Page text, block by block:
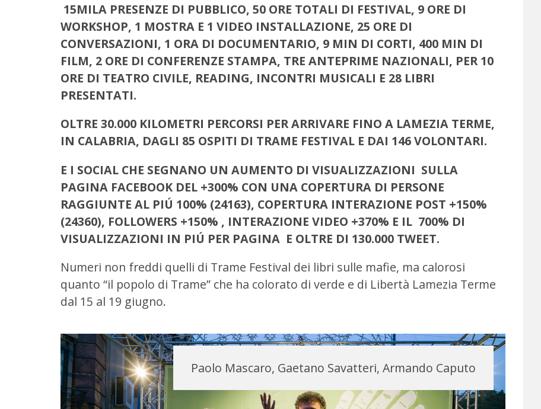
15MILA PRESENZE DI PUBBLICO, 50 ORE TOTALI DI FESTIVAL, 9 ORE DI
WORKSHOP, 1 MOSTRA E 1 VIDEO INSTALLAZIONE, 25 ORE DI
CONVERSAZIONI, 1 ORA DI DOCUMENTARIO, 9 MIN DI CORTI, 400 MIN DI
FILM, 2 ORE DI CONFERENZE STAMPA, TRE ANTEPRIME NAZIONALI, PER 10
ORE DI TEATRO CIVILE, READING, INCONTRI MUSICALI E 28 LIBRI
PRESENTATI.
OLTRE 30.000 KILOMETRI PERCORSI PER ARRIVARE FINO A LAMEZIA TERME,
IN CALABRIA, DAGLI 85 OSPITI DI TRAME FESTIVAL E DAI 146 VOLONTARI.
E I SOCIAL CHE SEGNANO UN AUMENTO DI VISUALIZZAZIONI SULLA
PAGINA FACEBOOK DEL +300% CON UNA COPERTURA DI PERSONE
RAGGIUNTE AL PIÚ 100% (24163), COPERTURA INTERAZIONE POST +150%
(24360), FOLLOWERS +150% , INTERAZIONE VIDEO +370% E IL 700% DI
VISUALIZZAZIONI IN PIÚ PER PAGINA E OLTRE DI 130.000 TWEET.
Numeri non freddi quelli di Trame Festival dei libri sulle mafie, ma calorosi
quanto “il popolo di Trame” che ha colorato di verde e di Libertà Lamezia Terme
dal 15 al 19 giugno.
Paolo Mascaro, Gaetano Savatteri, Armando Caputo